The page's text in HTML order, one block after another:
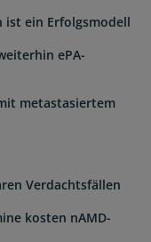
ein Erfolgsmodell
ePA-
metastasiertem
Verdachtsfällen
kosten nAMD-